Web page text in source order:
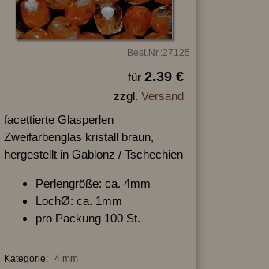
Best.Nr.:27125
für 2.39 €
zzgl. Versand
facettierte Glasperlen
Zweifarbenglas kristall braun,
hergestellt in Gablonz / Tschechien
Perlengröße: ca. 4mm
LochØ: ca. 1mm
pro Packung 100 St.
Kategorie: 4 mm